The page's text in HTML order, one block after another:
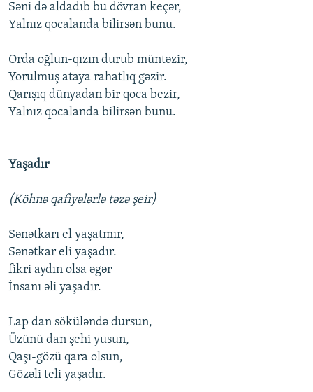
Səni də aldadıb bu dövran keçər,
Yalnız qocalanda bilirsən bunu.
Orda oğlun-qızın durub müntəzir,
Yorulmuş ataya rahatlıq gəzir.
Qarışıq dünyadan bir qoca bezir,
Yalnız qocalanda bilirsən bunu.
Yaşadır
(Köhnə qafiyələrlə təzə şeir)
Sənətkarı el yaşatmır,
Sənətkar eli yaşadır.
fikri aydın olsa əgər
İnsanı əli yaşadır.
Lap dan söküləndə dursun,
Üzünü dan şehi yusun,
Qaşı-gözü qara olsun,
Gözəli teli yaşadır.